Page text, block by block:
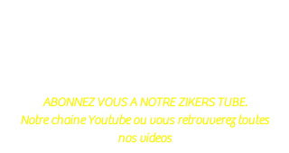
ABONNEZ VOUS A NOTRE ZIKERS TUBE.
Notre chaine Youtube ou vous retrouverez toutes
nos videos